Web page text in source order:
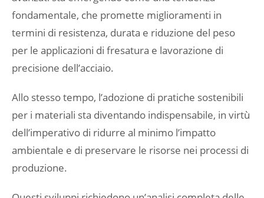
fondamentale, che promette miglioramenti in
termini di resistenza, durata e riduzione del peso
per le applicazioni di fresatura e lavorazione di
precisione dell’acciaio.
Allo stesso tempo, l’adozione di pratiche sostenibili
per i materiali sta diventando indispensabile, in virtù
dell’imperativo di ridurre al minimo l’impatto
ambientale e di preservare le risorse nei processi di
produzione.